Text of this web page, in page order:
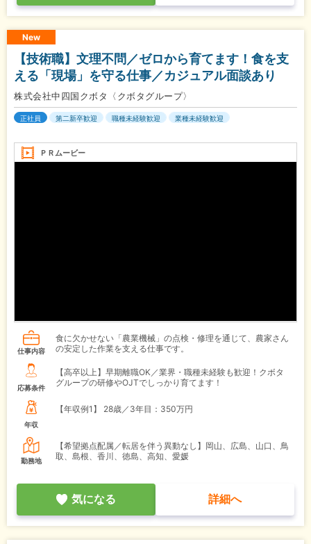
New
【技術職】文理不問／ゼロから育てます！食を支
える「現場」を守る仕事／カジュアル面談あり
株式会社中四国クボタ〈クボタグループ〉
正社員 第二新卒歓迎 職種未経験歓迎 業種未経験歓迎
ＰＲムービー
仕事内容
食に欠かせない「農業機械」の点検・修理を通じて、農家さん
の安定した作業を支える仕事です。
応募条件
【高卒以上】早期離職OK／業界・職種未経験も歓迎！クボタ
グループの研修やOJTでしっかり育てます！
年収
【年収例1】 28歳／3年目：350万円
勤務地
【希望拠点配属／転居を伴う異動なし】岡山、広島、山口、鳥
取、島根、香川、徳島、高知、愛媛
気になる 詳細へ